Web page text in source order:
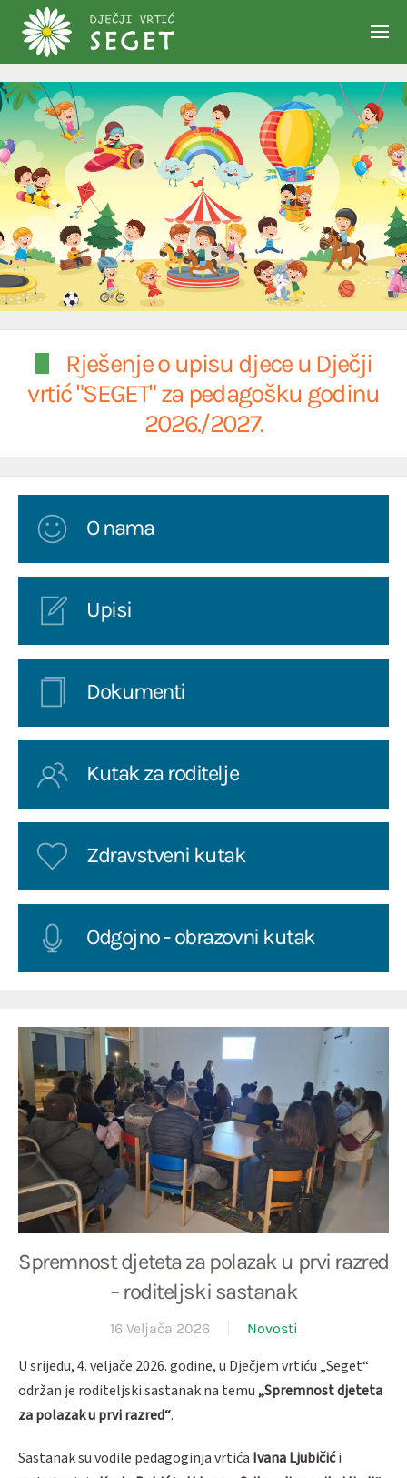
Skip to main content
Rješenje o upisu djece u Dječji
vrtić "SEGET" za pedagošku godinu
2026./2027.
O nama
Upisi
Dokumenti
Kutak za roditelje
Zdravstveni kutak
Odgojno - obrazovni kutak
Spremnost djeteta za polazak u prvi razred
– roditeljski sastanak
16 Veljača 2026 Novosti
U srijedu, 4. veljače 2026. godine, u Dječjem vrtiću „Seget“
održan je roditeljski sastanak na temu „Spremnost djeteta
za polazak u prvi razred“.
Sastanak su vodile pedagoginja vrtića Ivana Ljubičići